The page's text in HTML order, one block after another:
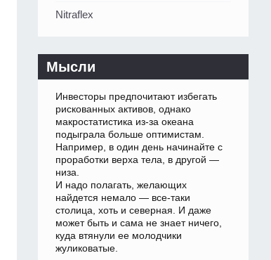
Nitraflex
Мысли
Инвесторы предпочитают избегать
рискованных активов, однако
макростатистика из-за океана
подыграла больше оптимистам.
Например, в один день начинайте с
проработки верха тела, в другой —
низа.
И надо полагать, желающих
найдется немало — все-таки
столица, хоть и северная. И даже
может быть и сама не знает ничего,
куда втянули ее молодчики
жуликоватые.